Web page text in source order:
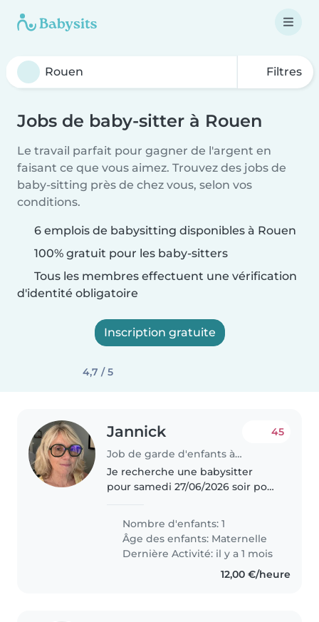
Filtres
Jobs de baby-sitter à Rouen
Le travail parfait pour gagner de l'argent en
faisant ce que vous aimez. Trouvez des jobs de
baby-sitting près de chez vous, selon vos
conditions.
6 emplois de babysitting disponibles à Rouen
100% gratuit pour les baby-sitters
Tous les membres effectuent une vérification
d'identité obligatoire
Inscription gratuite
4,7 / 5
Jannick
Job de garde d'enfants à Rouen
45
Je recherche une babysitter
pour samedi 27/06/2026 soir pour
l'occasion de la soirée
d'anniversaire de son papy où
nous serons au restaurant.
Aaron..
Nombre d'enfants: 1
Âge des enfants: Maternelle
Dernière Activité: il y a 1 mois
12,00 €/heure